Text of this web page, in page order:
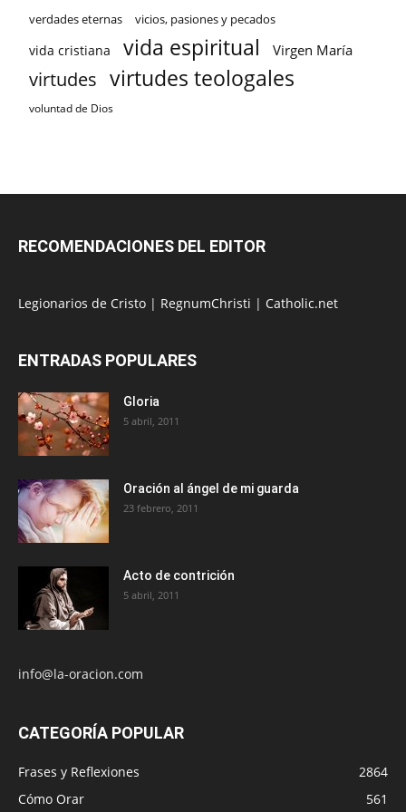
verdades eternas vicios, pasiones y pecados
vida cristiana vida espiritual Virgen María
virtudes virtudes teologales
voluntad de Dios
RECOMENDACIONES DEL EDITOR
Legionarios de Cristo | RegnumChristi | Catholic.net
ENTRADAS POPULARES
Gloria
5 abril, 2011
Oración al ángel de mi guarda
23 febrero, 2011
Acto de contrición
5 abril, 2011
info@la-oracion.com
CATEGORÍA POPULAR
Frases y Reflexiones
2864
Cómo Orar
561